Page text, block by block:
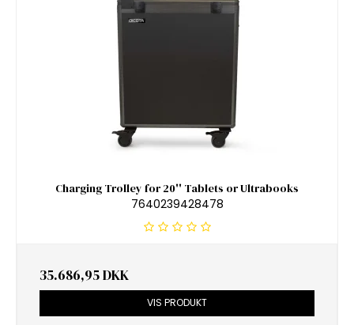
Charging Trolley for 20'' Tablets or Ultrabooks
7640239428478
35.686,95 DKK
VIS PRODUKT